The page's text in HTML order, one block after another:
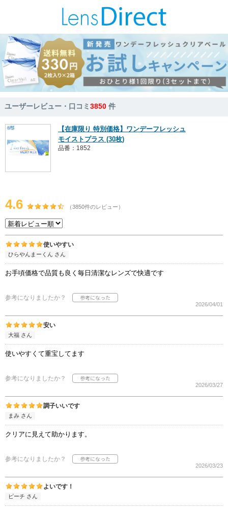
ユーザーレビュー・口コミ3850 件
【在庫限り 特別価格】ワンデーフレッシュ
モイストプラス (30枚)
品番：1852
4.6 （3850件のレビュー）
使いやすい
ひらやんまーくん さん
お手頃価格で品質も良く毎日清潔なレンズで快適です
参考になりましたか？
2026/04/01
安い
大福 さん
使いやすくて重宝してます
参考になりましたか？
2026/03/27
調子いいです
まみ さん
クリアに見えて助かります。
参考になりましたか？
2026/03/23
よいです！
ピーチ さん